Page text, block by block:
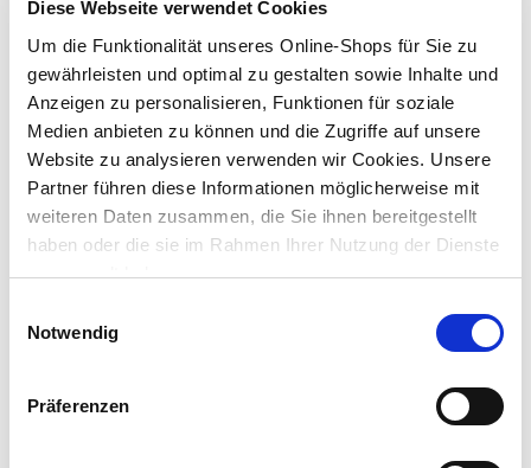
Diese Webseite verwendet Cookies
Um die Funktionalität unseres Online-Shops für Sie zu
gewährleisten und optimal zu gestalten sowie Inhalte und
Anzeigen zu personalisieren, Funktionen für soziale
Medien anbieten zu können und die Zugriffe auf unsere
Website zu analysieren verwenden wir Cookies. Unsere
Partner führen diese Informationen möglicherweise mit
weiteren Daten zusammen, die Sie ihnen bereitgestellt
haben oder die sie im Rahmen Ihrer Nutzung der Dienste
gesammelt haben.
Notwendig
Präferenzen
In den Warenkorb
Merken
Garten-Set Respana 6-teilig aus Kunststoff in Schwarz